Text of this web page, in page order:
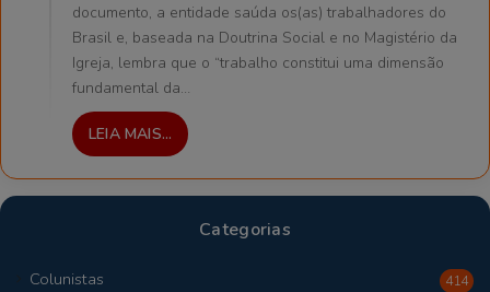
documento, a entidade saúda os(as) trabalhadores do
Brasil e, baseada na Doutrina Social e no Magistério da
Igreja, lembra que o “trabalho constitui uma dimensão
fundamental da…
LEIA MAIS...
Categorias
Colunistas 414